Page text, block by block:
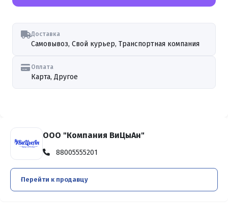
Доставка
Самовывоз, Свой курьер, Транспортная компания
Оплата
Карта, Другое
ООО "Компания ВиЦыАн"
88005555201
Перейти к продавцу